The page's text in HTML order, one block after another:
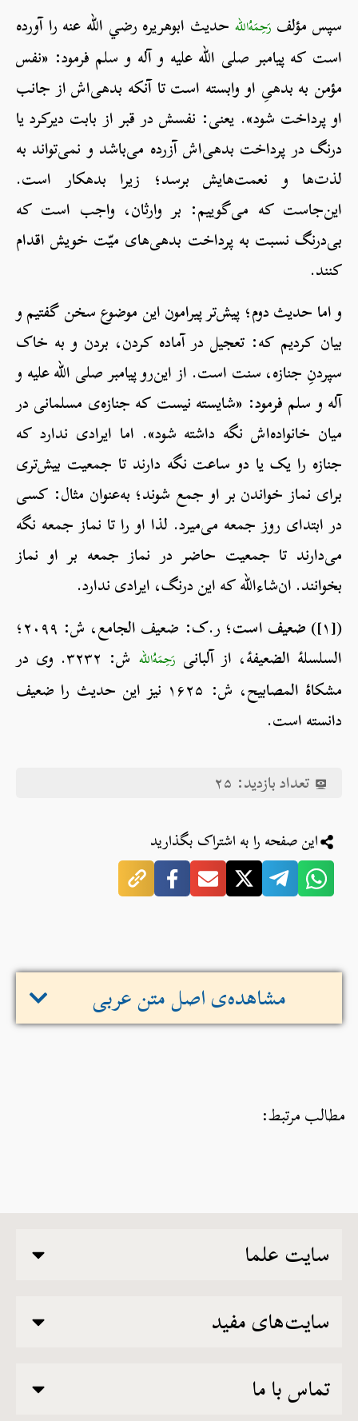
سپس مؤلف رَحِمَهُ‌الله حدیث ابوهریره رضي الله عنه را آورده
است که پیامبر صلی الله علیه و آله و سلم فرمود: «نفس
مؤمن به بدهیِ او وابسته است تا آنکه بدهی‌اش از جانب
او پرداخت شود». یعنی: نفسش در قبر از بابت دیرکرد یا
درنگ در پرداخت بدهی‌اش آزرده می‌باشد و نمی‌تواند به
لذت‌ها و نعمت‌هایش برسد؛ زیرا بدهکار است.
این‌جاست که می‌گوییم: بر وارثان، واجب است که
بی‌درنگ نسبت به پرداخت بدهی‌های میّت خویش اقدام
کنند.
و اما حدیث دوم؛ پیش‌تر پیرامون این موضوع سخن گفتیم و
بیان کردیم که: تعجیل در آماده کردن، بردن و به خاک
سپردنِ جنازه، سنت است. از این‌رو پیامبر صلی الله علیه و
آله و سلم فرمود: «شایسته‌ نیست که جنازه‌ی مسلمانی در
میان خانواده‌اش نگه داشته شود». اما ایرادی ندارد که
جنازه را یک یا دو ساعت نگه دارند تا جمعیت بیش‌تری
برای نماز خواندن بر او جمع شوند؛ به‌عنوان مثال: کسی
در ابتدای روز جمعه می‌میرد. لذا او را تا نماز جمعه نگه
می‌دارند تا جمعیت حاضر در نماز جمعه بر او نماز
بخوانند. ان‌شاءالله که این درنگ، ایرادی ندارد.
([۱])
ضعیف است؛
ر.ک: ضعیف الجامع، ش: ۲۰۹۹؛
السلسلۀ الضعیفۀ، از آلبانی رَحِمَهُ‌الله
ش: ۳۲۳۲. وی در
مشکاۀ المصابیح، ش: ۱۶۲۵ نیز این حدیث را ضعیف
دانسته است.
تعداد بازدید: ۲۵
این صفحه را به اشتراک بگذارید
مشاهده‌ی اصل متن عربی
مطالب مرتبط:
سایت علما
سایت‌های مفید
تماس با ما